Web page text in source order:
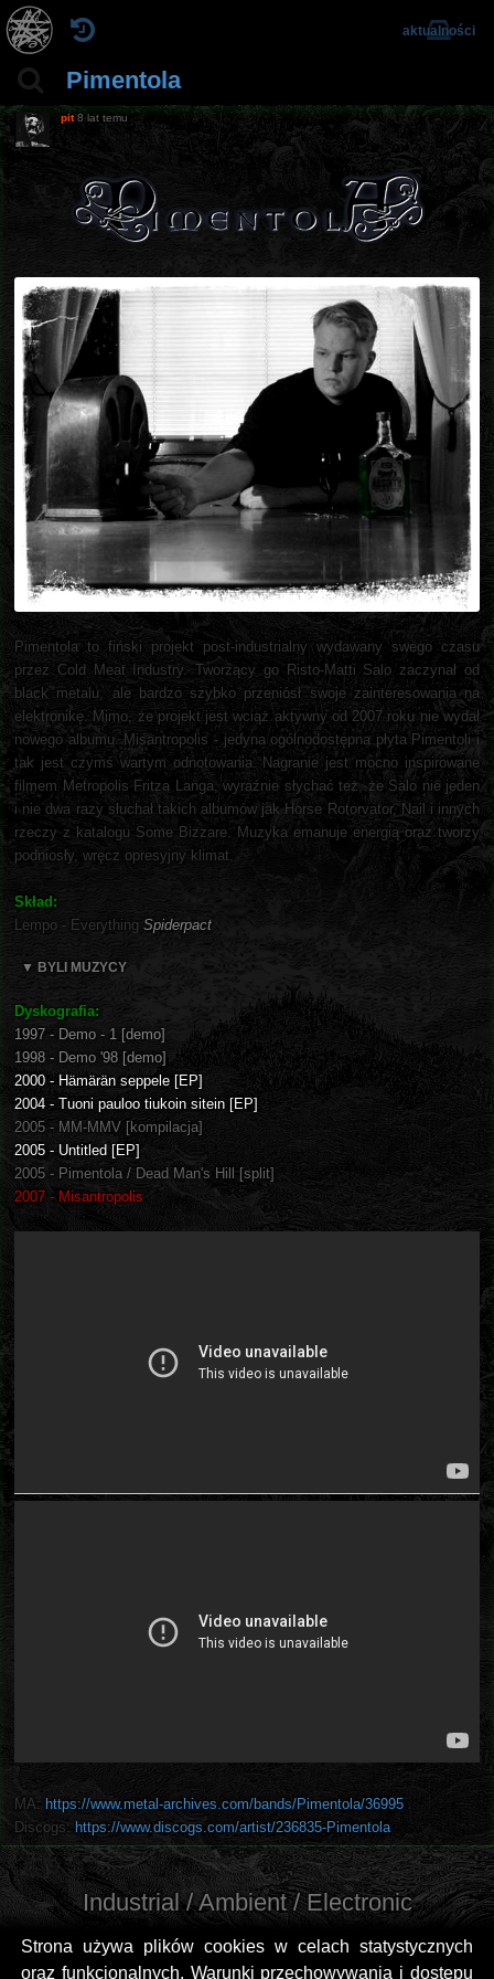
Strona używa plików cookies w celach statystycznych
oraz funkcjonalnych. Warunki przechowywania i dostępu
Pimentola
aktualności
pit 8 lat temu
Pimentola to fiński projekt post-industrialny wydawany swego czasu
przez Cold Meat Industry. Tworzący go Risto-Matti Salo zaczynał od
black metalu, ale bardzo szybko przeniósł swoje zainteresowania na
elektronikę. Mimo, że projekt jest wciąż aktywny od 2007 roku nie wydał
nowego albumu. Misantropolis - jedyna ogólnodostępna płyta Pimentoli i
tak jest czymś wartym odnotowania. Nagranie jest mocno inspirowane
filmem Metropolis Fritza Langa, wyraźnie słychać też, że Salo nie jeden
i nie dwa razy słuchał takich albumów jak Horse Rotorvator, Nail i innych
rzeczy z katalogu Some Bizzare. Muzyka emanuje energią oraz tworzy
podniosły, wręcz opresyjny klimat.
Skład:
Lempo - Everything Spiderpact
▼ BYLI MUZYCY
Dyskografia:
1997 - Demo - 1 [demo]
1998 - Demo '98 [demo]
2000 - Hämärän seppele [EP]
2004 - Tuoni pauloo tiukoin sitein [EP]
2005 - MM-MMV [kompilacja]
2005 - Untitled [EP]
2005 - Pimentola / Dead Man's Hill [split]
2007 - Misantropolis
MA: https://www.metal-archives.com/bands/Pimentola/36995
Discogs: https://www.discogs.com/artist/236835-Pimentola
Industrial / Ambient / Electronic